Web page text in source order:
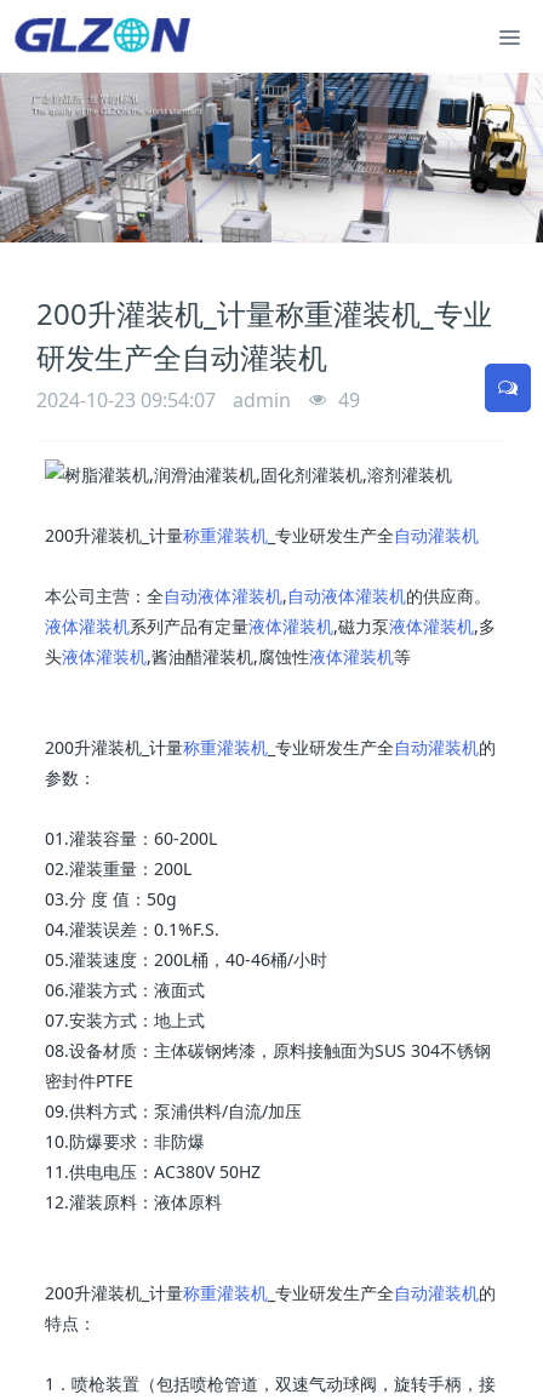
200升灌装机_计量称重灌装机_专业
研发生产全自动灌装机
2024-10-23 09:54:07 admin 49
200升灌装机_计量称重灌装机 _专业研发生产全自动灌装机
本公司主营：全自动液体灌装机,自动液体灌装机的供应商。
液体灌装机系列产品有定量液体灌装机,磁力泵液体灌装机,多
头液体灌装机,酱油醋灌装机,腐蚀性液体灌装机等
200升灌装机_计量称重灌装机 _专业研发生产全自动灌装机的
参数：
01.灌装容量：60-200L
02.灌装重量：200L
03.分 度 值：50g
04.灌装误差：0.1%F.S.
05.灌装速度：200L桶，40-46桶/小时
06.灌装方式：液面式
07.安装方式：地上式
08.设备材质：主体碳钢烤漆，原料接触面为SUS 304不锈钢
密封件PTFE
09.供料方式：泵浦供料/自流/加压
10.防爆要求：非防爆
11.供电电压：AC380V 50HZ
12.灌装原料：液体原料
200升灌装机_计量称重灌装机 _专业研发生产全自动灌装机的
特点：
1．喷枪装置（包括喷枪管道，双速气动球阀，旋转手柄，接